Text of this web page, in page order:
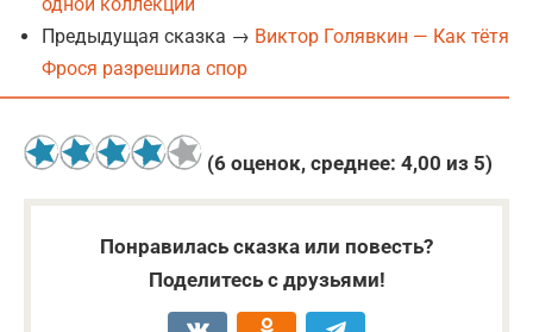
Предыдущая сказка → Виктор Голявкин — Как тётя
Фрося разрешила спор
(6 оценок, среднее: 4,00 из 5)
Понравилась сказка или повесть?
Поделитесь с друзьями!